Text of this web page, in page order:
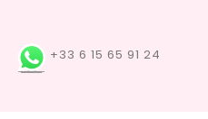
+33 6 15 65 91 24